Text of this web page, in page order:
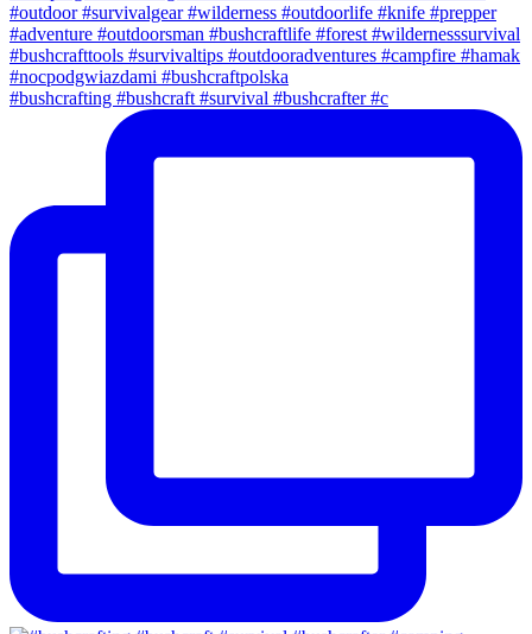
#bushcrafting #bushcraft #survival #bushcrafter #c